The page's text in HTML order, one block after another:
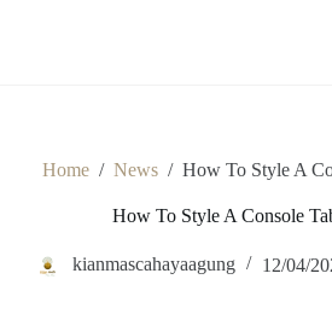
Home / News / How To Style A
How To Style A Console
kianmascahayaagung 12/04/